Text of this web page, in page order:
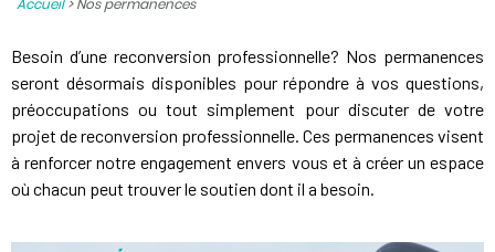
Accueil>Nos permanences
Besoin d’une reconversion professionnelle? Nos permanences
seront désormais disponibles pour répondre à vos questions,
préoccupations ou tout simplement pour discuter de votre
projet de reconversion professionnelle. Ces permanences visent
à renforcer notre engagement envers vous et à créer un espace
où chacun peut trouver le soutien dont il a besoin.